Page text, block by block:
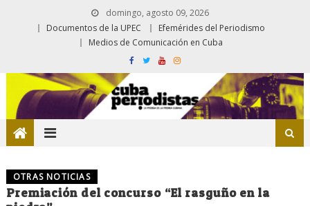
domingo, agosto 09, 2026
Documentos de la UPEC
Efemérides del Periodismo
Medios de Comunicación en Cuba
OTRAS NOTICIAS
Premiación del concurso “El rasguño en la